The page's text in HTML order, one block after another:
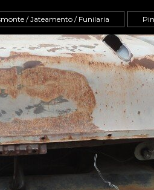
/ Jateamento / Funilaria